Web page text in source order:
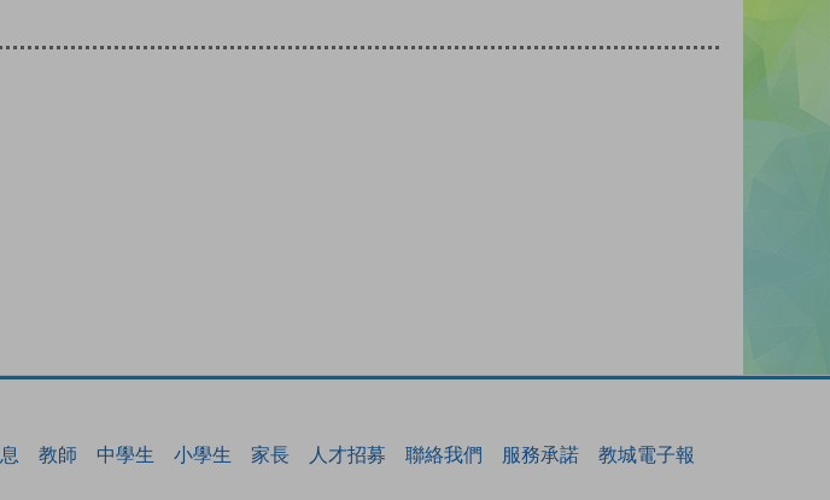
教師 中學生 小學生 家長 人才招募 聯絡我們 服務承諾 教城電子報